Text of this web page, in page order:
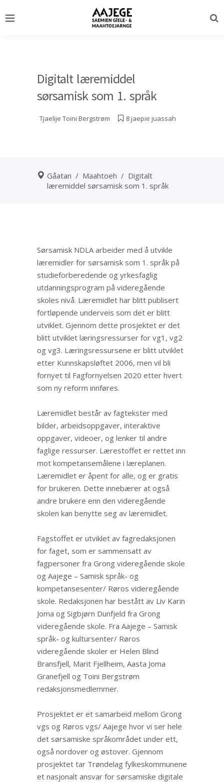
Digitalt læremiddel
sørsamisk som 1. språk
Tjaelije Toini Bergstrøm 8 jaepie juassah
Gåatan / Maahtoeh / Digitalt
læremiddel sørsamisk som 1. språk
Sørsamisk NDLA arbeider med å utvikle
læremidler for sørsamisk som 1. språk på
studieforberedende og yrkesfaglig
utdanningsprogram på videregående
skoles nivå. Læremidlet har blitt publisert
fortløpende underveis som det er blitt
utviklet. Gjennom dette prosjektet er det
blitt utviklet læringsressurser for vg1, vg2
og vg3. Læringsressursene er blitt utviklet
etter Kunnskapsløftet 2006, men vil bli
fornyet til Fagfornyelsen 2020 etter hvert
som ny reform innføres.
Læremidlet består av fagtekster med
bilder, arbeidsoppgaver, interaktive
oppgaver, videoer, og lenker til andre
faglige ressurser. Lærestoffet er rettet inn
mot kompetansemålene i læreplanen.
Læremidlet er åpent for alle, og er gratis
for brukeren. Dette innebærer at også
andre brukere enn den videregående
skolen kan benytte seg av læremidlet.
Fagstoffet er utviklet av fagredaksjonen
for faget, som er sammensatt av
fagpersoner fra Grong videregående skole
og Aajege – Samisk språk- og
kompetansesenter/ Røros videregående
skole. Redaksjonen har bestått av Liv Karin
Joma og Sigbjørn Dunfjeld fra Grong
videregående skole. Fra Aajege – Samisk
språk- og kultursenter/ Røros
videregående skoler er Helen Blind
Bransfjell, Marit Fjellheim, Aasta Joma
Granefjell og Toini Bergstrøm
redaksjonsmedlemmer.
Prosjektet er et samarbeid mellom Grong
vgs og Røros vgs/ Aajege hvor vi ser hele
det sørsamiske språkområdet under ett,
også nordover og østover. Gjennom
prosjektet tar Trøndelag fylkeskommunene
et nasjonalt ansvar for sørsamiske digitale